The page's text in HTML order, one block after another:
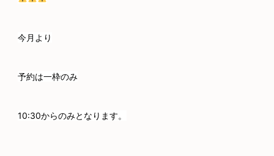
今月より
予約は一枠のみ
10:30からのみとなります。